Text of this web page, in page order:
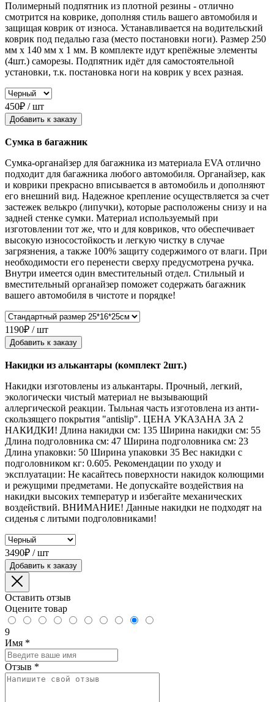
Полимерный подпятник из плотной резины - отлично
смотрится на коврике, дополняя стиль вашего автомобиля и
защищая коврик от износа. Устанавливается на водительский
коврик под педалью газа (место постановки ноги). Размер 250
мм x 140 мм x 1 мм. В комплекте идут крепёжные элементы
(4шт.) саморезы. Подпятник идёт для самостоятельной
установки, т.к. постановка ноги на коврик у всех разная.
450₽ / шт
Добавить к заказу
Сумка в багажник
Сумка-органайзер для багажника из материала EVA отлично
подходит для багажника любого автомобиля. Органайзер, как
и коврики прекрасно вписывается в автомобиль и дополняют
его внешний вид. Надежное крепление осуществляется за счет
застежек велькро (липучки), которые расположены снизу и на
задней стенке сумки. Материал используемый при
изготовлении тот же, что и для ковриков, что обеспечивает
высокую износостойкость и легкую чистку в случае
загрязнения, а также 100% защиту содержимого от влаги. При
необходимости его перенести сверху предусмотрена ручка.
Внутри имеется один вместительный отдел. Стильный и
вместительный органайзер поможет содержать багажник
вашего автомобиля в чистоте и порядке!
1190₽ / шт
Добавить к заказу
Накидки из алькантары (комплект 2шт.)
Накидки изготовлены из алькантары. Прочный, легкий,
экологически чистый материал не вызывающий
аллергической реакции. Тыльная часть изготовлена из анти-
скользящего покрытия "antislip". ЦЕНА УКАЗАНА ЗА 2
НАКИДКИ! Длина накидки см: 135 Ширина накидки см: 55
Длина подголовника см: 47 Ширина подголовника см: 23
Длина упаковки: 50 Ширина упаковки 35 Вес накидки с
подголовником кг: 0.605. Рекомендации по уходу и
эксплуатации: Не касайтесь поверхности накидок колющими
и режущими предметами. Не допускайте воздействия на
накидки высоких температур и избегайте механических
воздействий. ВНИМАНИЕ! Данные накидки не подходят на
сиденья с литыми подголовниками!
3490₽ / шт
Добавить к заказу
Оставить отзыв
Оцените товар
9
Имя *
Отзыв *